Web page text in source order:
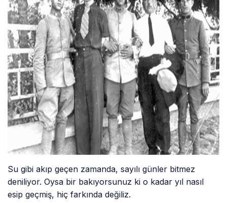
Su gibi akıp geçen zamanda, sayılı günler bitmez
deniliyor. Oysa bir bakıyorsunuz ki o kadar yıl nasıl
esip geçmiş, hiç farkında değiliz.